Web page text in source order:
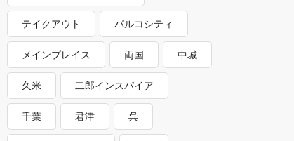
テイクアウト パルコシティ
メインプレイス 両国 中城
久米 二郎インスパイア
千葉 君津 呉